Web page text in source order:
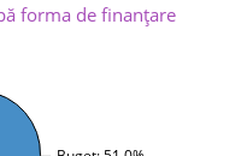
forma de finanţare